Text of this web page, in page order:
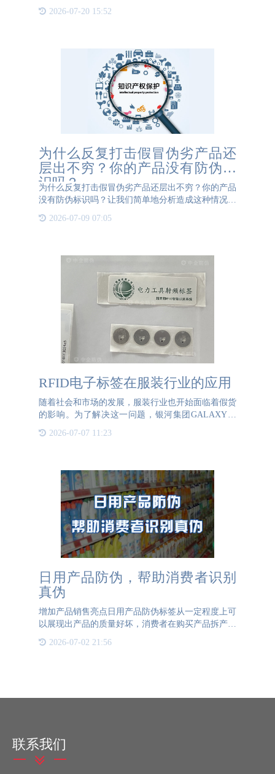
产品质量的同时，提升产品的销量，是每个企业都面
临的重要课题。防伪措施和营销策略的有效结合，可
2026-07-20 15:52
为什么反复打击假冒伪劣产品还
层出不穷？你的产品没有防伪标
识吗？
为什么反复打击假冒伪劣产品还层出不穷？你的产品
没有防伪标识吗？让我们简单地分析造成这种情况的
直接原因： 第一、不法分子受到利益驱动，大量造
假，以低价诱导商家拿货，诱导消费者购买，长期以
2026-07-09 07:05
RFID电子标签在服装行业的应用
随着社会和市场的发展，服装行业也开始面临着假货
的影响。为了解决这一问题，银河集团GALAXY防
体化的管理平台，让企业可以更好地管理商品。一、
2026-07-07 11:23
日用产品防伪，帮助消费者识别
真伪
增加产品销售亮点日用产品防伪标签从一定程度上可
以展现出产品的质量好坏，消费者在购买产品拆产品
对产品做出一个判断，防伪标签的美观度、质量、防
2026-07-02 21:56
联系我们